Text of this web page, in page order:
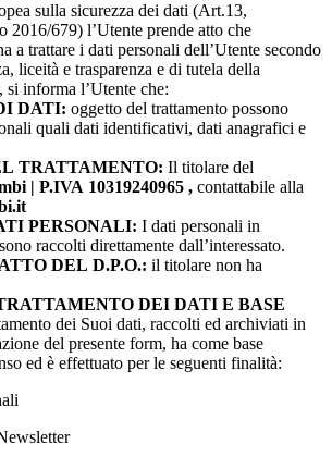
sulla sicurezza dei dati (Art.13,
2016/679) l’Utente prende atto che
a trattare i dati personali dell’Utente secondo
liceità e trasparenza e di tutela della
si informa l’Utente che:
DATI: oggetto del trattamento possono
quali dati identificativi, dati anagrafici e
TRATTAMENTO: Il titolare del
| P.IVA 10319240965 , contattabile alla
PERSONALI: I dati personali in
raccolti direttamente dall’interessato.
DEL D.P.O.: il titolare non ha
DEI DATI E BASE
dei Suoi dati, raccolti ed archiviati in
del presente form, ha come base
ed è effettuato per le seguenti finalità: